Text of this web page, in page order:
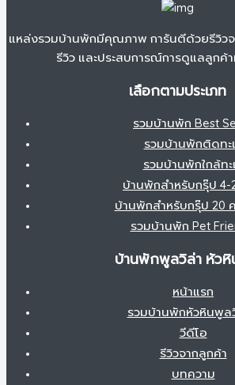
แหล่งรวมบ้านพักมีคุณภาพ การันตีด้วยรีวิวจ
รีวิว และประสบการณ์การดูแลลูกค้า
เลือกตามประเภท
รวมบ้านพัก Best
รวมบ้านพักติดทะ
รวมบ้านพักใกล้ทะ
บ้านพักสำหรับกรุ๊ป 4-
บ้านพักสำหรับกรุ๊ป 20
รวมบ้านพัก Pet
บ้านพักพูลวิล่า หัวหิ
หน้าแรก
รวมบ้านพักหัวหินพูล
วีดีโอ
รีวิวจากลูกค้า
บทความ